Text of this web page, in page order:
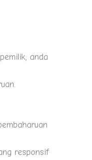
anda
responsif